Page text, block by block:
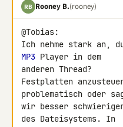
RB Rooney B.(rooney)
@Tobias:
MP3 Player in dem
anderen Thread?
Festplatten
problematisch oder
wir besser
des Dateisystems. In